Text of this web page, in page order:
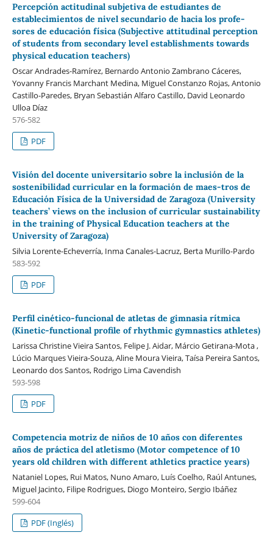
Percepción actitudinal subjetiva de estudiantes de
establecimientos de nivel secundario de hacia los profe-
sores de educación física (Subjective attitudinal perception
of students from secondary level establishments towards
physical education teachers)
Oscar Andrades-Ramírez, Bernardo Antonio Zambrano Cáceres,
Yovanny Francis Marchant Medina, Miguel Constanzo Rojas, Antonio
Castillo-Paredes, Bryan Sebastián Alfaro Castillo, David Leonardo
Ulloa Díaz
576-582
PDF
Visión del docente universitario sobre la inclusión de la
sostenibilidad curricular en la formación de maes-tros de
Educación Física de la Universidad de Zaragoza (University
teachers’ views on the inclusion of curricular sustainability
in the training of Physical Education teachers at the
University of Zaragoza)
Silvia Lorente-Echeverría, Inma Canales-Lacruz, Berta Murillo-Pardo
583-592
PDF
Perfil cinético-funcional de atletas de gimnasia rítmica
(Kinetic-functional profile of rhythmic gymnastics athletes)
Larissa Christine Vieira Santos, Felipe J. Aidar, Márcio Getirana-Mota ,
Lúcio Marques Vieira-Souza, Aline Moura Vieira, Taísa Pereira Santos,
Leonardo dos Santos, Rodrigo Lima Cavendish
593-598
PDF
Competencia motriz de niños de 10 años con diferentes
años de práctica del atletismo (Motor competence of 10
years old children with different athletics practice years)
Nataniel Lopes, Rui Matos, Nuno Amaro, Luís Coelho, Raúl Antunes,
Miguel Jacinto, Filipe Rodrigues, Diogo Monteiro, Sergio Ibáñez
599-604
PDF (Inglés)